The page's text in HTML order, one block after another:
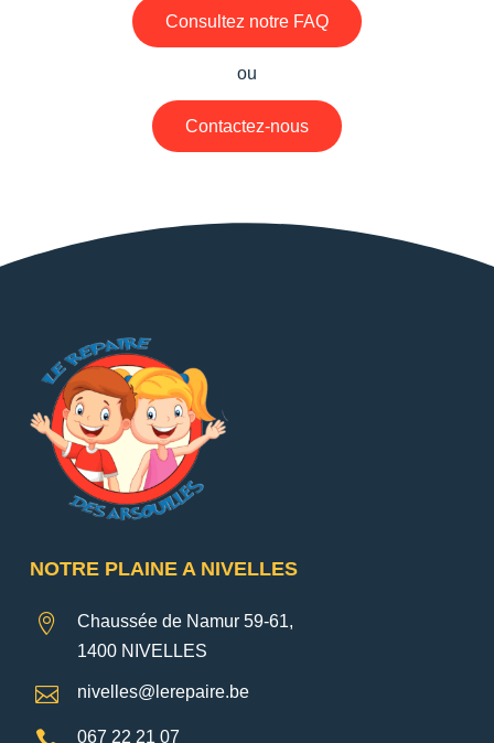
Consultez notre FAQ
ou
Contactez-nous
NOTRE PLAINE A NIVELLES

Chaussée de Namur 59-61,
1400 NIVELLES
 nivelles@lerepaire.be
067 22 21 07